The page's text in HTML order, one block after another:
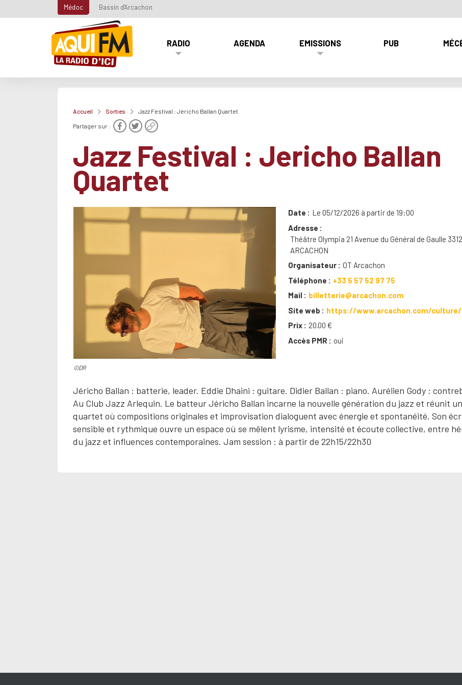
Médoc Bassin d'Arcachon
RADIO AGENDA EMISSIONS PUB
Accueil Sorties Jazz Festival : Jericho Ballan Quartet
Partager sur :
Jazz Festival : Jericho Ballan
Quartet
©DR
Date
Le 05/12/2026 à partir de 19:00
Adresse
Théâtre Olympia 21 Avenue du Général de Gaulle
ARCACHON
Organisateur
OT Arcachon
Téléphone
+33 5 57 52 97 75
Mail
billetterie@arcachon.com
Site web
https://www.arcachon.com/culture/
Prix
20.00 €
Accès PMR
oui
Jéricho Ballan : batterie, leader. Eddie Dhaini : guitare. Didier Ballan : piano. Aurélien Gody :
Au Club Jazz Arlequin. Le batteur Jéricho Ballan incarne la nouvelle génération du jazz et réunit un
quartet où compositions originales et improvisation dialoguent avec énergie et spontanéité. Son
sensible et rythmique ouvre un espace où se mêlent lyrisme, intensité et écoute collective, entre
du jazz et influences contemporaines. Jam session : à partir de 22h15/22h30